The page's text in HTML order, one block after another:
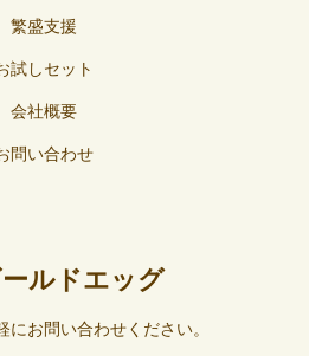
繁盛支援
試しセット
会社概要
問い合わせ
ルドエッグ
にお問い合わせください。